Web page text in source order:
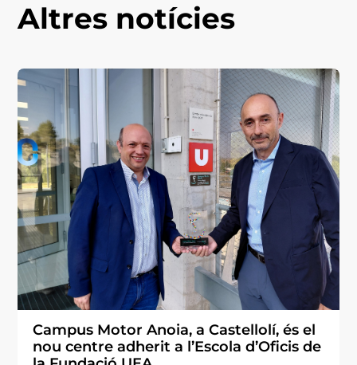
Altres notícies
Campus Motor Anoia, a Castellolí, és el
nou centre adherit a l’Escola d’Oficis de